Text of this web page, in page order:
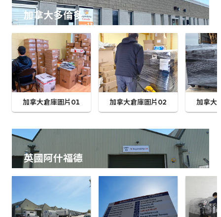
加拿大多倫多
加拿大倉庫圖片01 加拿大倉庫圖片02 加拿大
英國阿什福德